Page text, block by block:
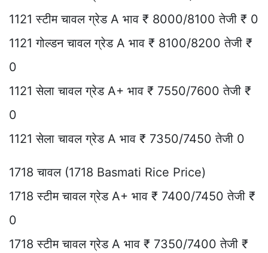
1121 स्टीम चावल ग्रेड A भाव ₹ 8000/8100 तेजी ₹ 0
1121 गोल्डन चावल ग्रेड A भाव ₹ 8100/8200 तेजी ₹
0
1121 सेला चावल ग्रेड A+ भाव ₹ 7550/7600 तेजी ₹
0
1121 सेला चावल ग्रेड A भाव ₹ 7350/7450 तेजी 0
1718 चावल (1718 Basmati Rice Price)
1718 स्टीम चावल ग्रेड A+ भाव ₹ 7400/7450 तेजी ₹
0
1718 स्टीम चावल ग्रेड A भाव ₹ 7350/7400 तेजी ₹